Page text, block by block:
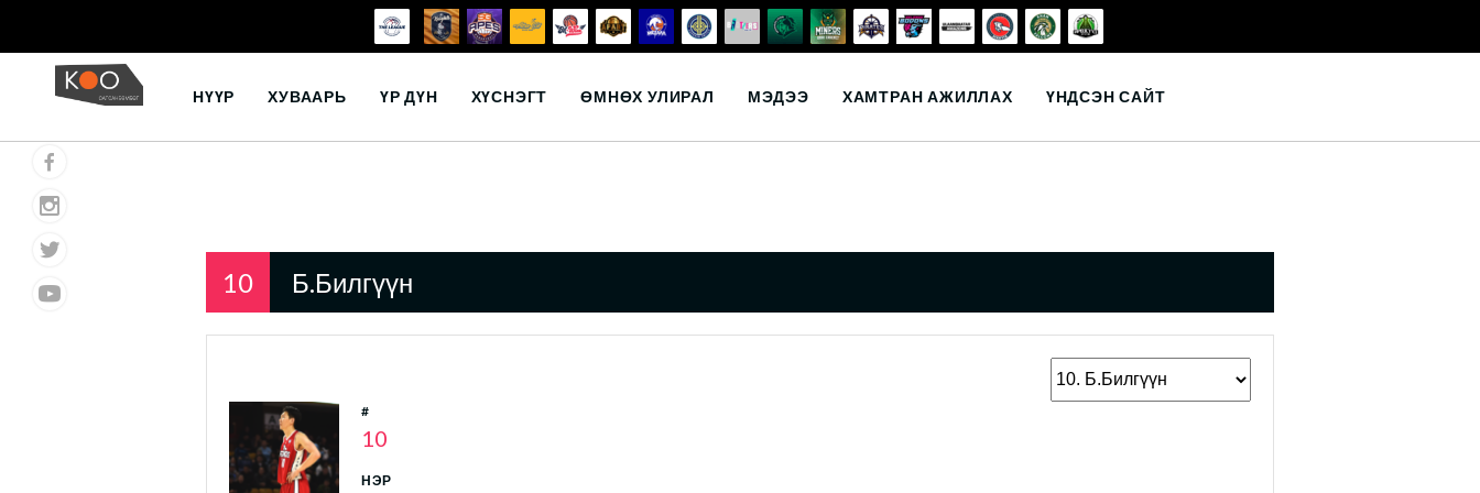
НҮҮР ХУВААРЬ ҮР ДҮН ХҮСНЭГТ ӨМНӨХ УЛИРАЛ МЭДЭЭ ХАМТРАН АЖИЛЛАХ ҮНДСЭН САЙТ
10 Б.Билгүүн
#
10
НЭР